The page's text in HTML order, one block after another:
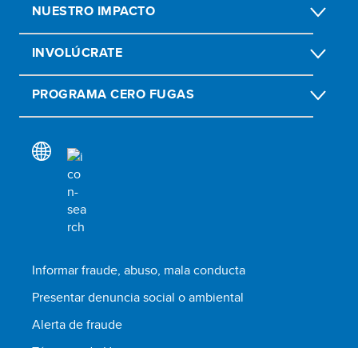
NUESTRO IMPACTO
INVOLÚCRATE
PROGRAMA CERO FUGAS
Informar fraude, abuso, mala conducta
Presentar denuncia social o ambiental
Alerta de fraude